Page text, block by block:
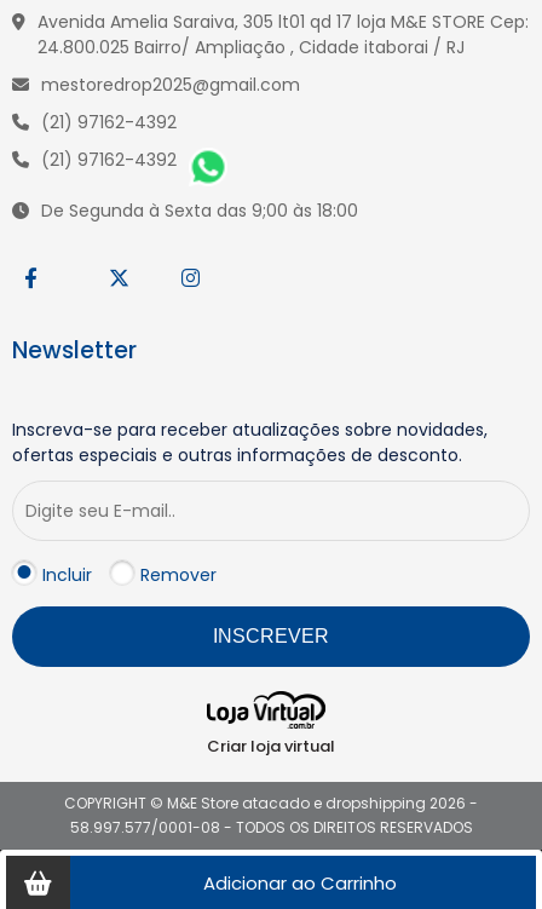
Adicionar ao Carrinho
Avenida Amelia Saraiva, 305 lt01 qd 17 loja M&E STORE Cep:
24.800.025 Bairro/ Ampliação , Cidade itaborai / RJ
mestoredrop2025@gmail.com
(21) 97162-4392
(21) 97162-4392
De Segunda à Sexta das 9;00 às 18:00
Newsletter
Inscreva-se para receber atualizações sobre novidades,
ofertas especiais e outras informações de desconto.
Incluir Remover
INSCREVER
Criar loja virtual
COPYRIGHT © M&E Store atacado e dropshipping 2026 -
58.997.577/0001-08 - TODOS OS DIREITOS RESERVADOS